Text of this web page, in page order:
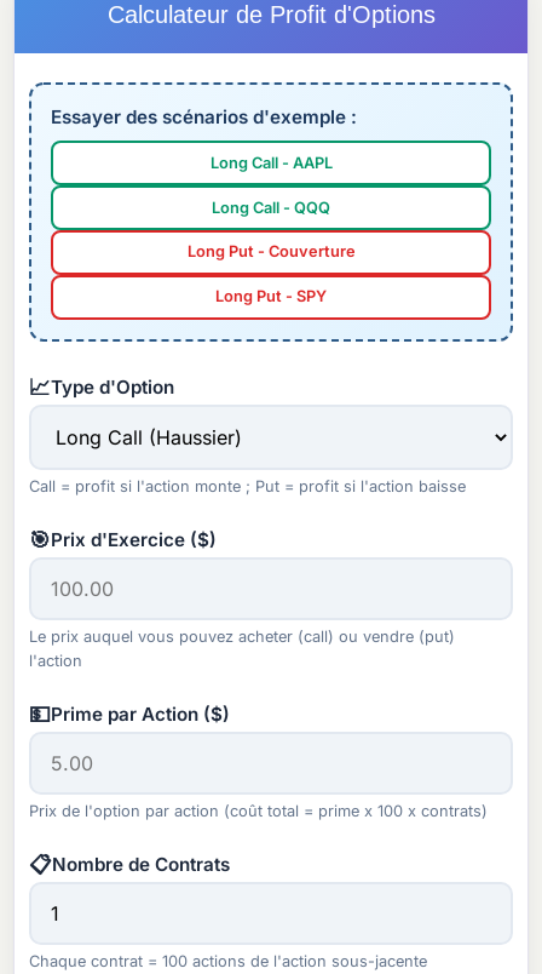
Calculateur de Profit d'Options
Essayer des scénarios d'exemple :
Long Call - AAPL
Long Call - QQQ
Long Put - Couverture
Long Put - SPY
📈Type d'Option
Call = profit si l'action monte ; Put = profit si l'action baisse
🎯Prix d'Exercice ($)
Le prix auquel vous pouvez acheter (call) ou vendre (put)
l'action
💵Prime par Action ($)
Prix de l'option par action (coût total = prime x 100 x contrats)
📋Nombre de Contrats
Chaque contrat = 100 actions de l'action sous-jacente